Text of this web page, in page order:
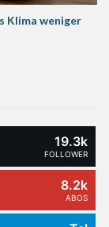
Klima weniger
19.3k
FOLLOWER
8.2k
ABOS